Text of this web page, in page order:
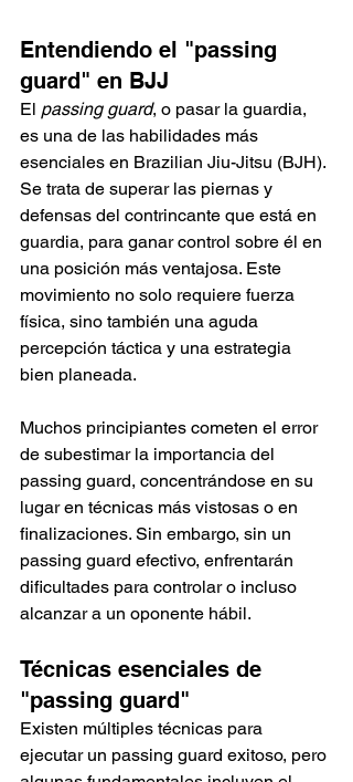
Entendiendo el "passing
guard" en BJJ
El passing guard, o pasar la guardia,
es una de las habilidades más
esenciales en Brazilian Jiu-Jitsu (BJH).
Se trata de superar las piernas y
defensas del contrincante que está en
guardia, para ganar control sobre él en
una posición más ventajosa. Este
movimiento no solo requiere fuerza
física, sino también una aguda
percepción táctica y una estrategia
bien planeada.
Muchos principiantes cometen el error
de subestimar la importancia del
passing guard, concentrándose en su
lugar en técnicas más vistosas o en
finalizaciones. Sin embargo, sin un
passing guard efectivo, enfrentarán
dificultades para controlar o incluso
alcanzar a un oponente hábil.
Técnicas esenciales de
"passing guard"
Existen múltiples técnicas para
ejecutar un passing guard exitoso, pero